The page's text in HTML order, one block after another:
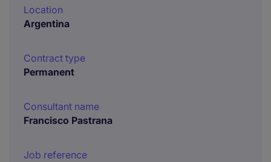
Location
Argentina
Contract type
Permanent
Consultant name
Francisco Pastrana
Job reference